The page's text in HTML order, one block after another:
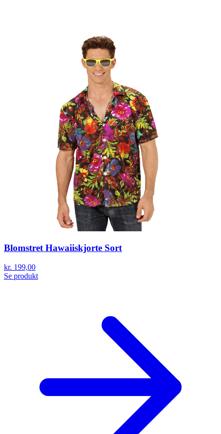
Blomstret Hawaiiskjorte Sort
kr. 199,00
Se produkt